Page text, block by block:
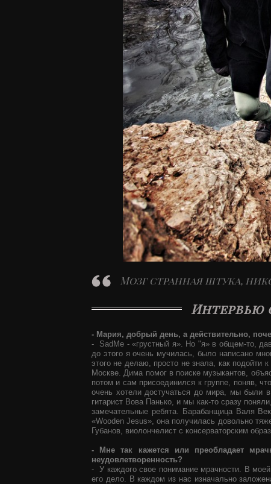
Мозг странная штука,
Интервью
- Мария, добрый день, а действительно,
- SadMe - «грустный я». Но "я» в общем-то,
до этого я очень мучилась, было написано
этого не делаю, просто не знала, как подойти
Москве. Дима помог в поиске музыкантов,
потом и сам присоединился к группе, поняв,
очень хотели достучаться до мира, мы были
гитарист Вова Панько, и мы как-то сразу
замечательные ребята. Барабанщица Валя
«Wooden Jesus», она получилась довольно
Губанов, виолончелист с консерваторским
- Мне так кажется или преобладает
неудовлетворенность?
- У каждого свое понимание мрачности. В
его дело. В каждом из нас изначально